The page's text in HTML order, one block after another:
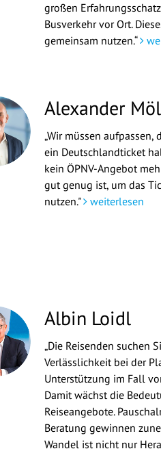
großen
Busverkehr vor Ort.
gemeinsam nutzen.“
Alexander
„Wir müssen aufpassen,
ein Deutschlandticket
kein ÖPNV-Angebot
gut genug ist, um das
nutzen." weiterlesen
Albin Loidl
„Die Reisenden suchen
Verlässlichkeit bei der
Unterstützung im Fall
Damit wächst die
Reiseangebote.
Beratung gewinnen
Wandel ist nicht nur